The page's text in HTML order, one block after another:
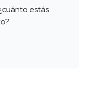
estás